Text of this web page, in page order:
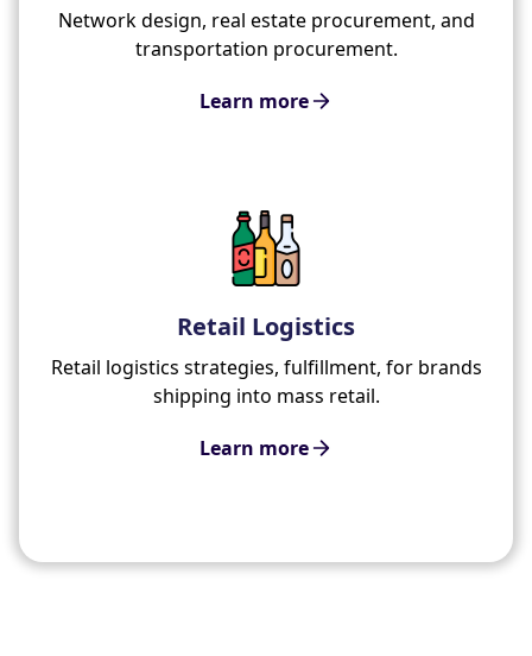
Network design, real estate procurement, and
transportation procurement.
Learn more
Retail Logistics
Retail logistics strategies, fulfillment, for brands
shipping into mass retail.
Learn more